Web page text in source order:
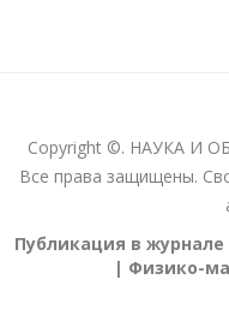
Copyright ©. НАУКА И
Все права защищены.
Публикация в
| Физико-